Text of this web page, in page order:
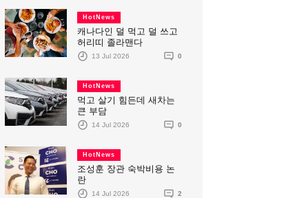
HotNews
캐나다인 덜 먹고 덜 쓰고
허리띠 졸라맨다
13 Jul 2026 0
HotNews
먹고 살기 힘든데 새차는
큰 부담
14 Jul 2026 0
HotNews
조성훈 장관 숙박비용 논
란
14 Jul 2026 2